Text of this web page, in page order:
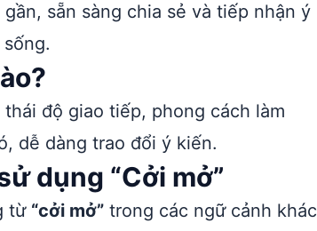
sẵn sàng chia sẻ và tiếp nhận ý
độ giao tiếp, phong cách làm
dễ dàng trao đổi ý kiến.
dụng “Cởi mở”
từ “cởi mở” trong các ngữ cảnh khác